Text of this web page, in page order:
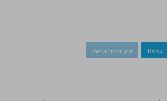
Регистрация Вход